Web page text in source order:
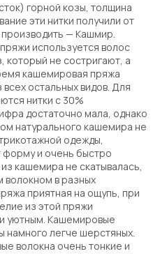
горной козы, толщина
эти нитки получили от
производить — Кашмир.
используется волос
который не состригают, а
кашемировая пряжа
остальных видов. Для
нитки с 30%
достаточно мала, однако
натурального кашемира не
одежды,
форму и очень быстро
кашемира не скатывалась,
в разных
приятная на ощупь, при
из этой пряжи
уютным. Кашeмировые
легче шерстяных.
волокна очень тонкие и